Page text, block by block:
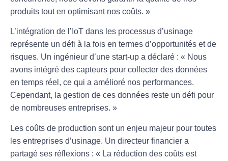
produits tout en optimisant nos coûts. »
L’intégration de l’ IoT dans les processus d’usinage
représente un défi à la fois en termes d’opportunités et de
risques. Un ingénieur d’une start-up a déclaré : « Nous
avons intégré des capteurs pour collecter des données
en temps réel, ce qui a amélioré nos performances.
Cependant, la gestion de ces données reste un défi pour
de nombreuses entreprises. »
Les coûts de production sont un enjeu majeur pour toutes
les entreprises d’usinage. Un directeur financier a
partagé ses réflexions : « La réduction des coûts est